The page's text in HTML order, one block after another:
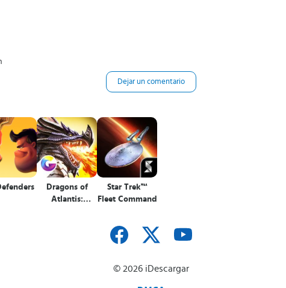
Dejar un comentario
Dragons of
Atlantis:
Star Trek™
Fleet Command
© 2026 iDescargar